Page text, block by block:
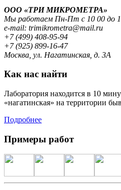
ООО «ТРИ МИКРОМЕТРА»
Мы работаем Пн-Пт с 10 00 до
e-mail: trimikrometra@mail.ru
+7 (499) 408-95-94
+7 (925) 899-16-47
Москва, ул. Нагатинская, д. 3А
Как нас найти
Лаборатория находится в 10
«нагатинская» на территории
Подробнее
Примеры работ